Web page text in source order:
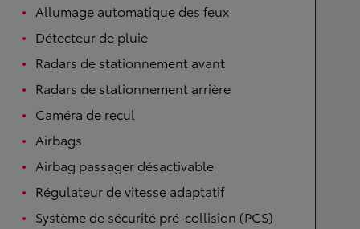
Allumage automatique des feux
Détecteur de pluie
Radars de stationnement avant
Radars de stationnement arrière
Caméra de recul
Airbags
Airbag passager désactivable
Régulateur de vitesse adaptatif
Système de sécurité pré-collision (PCS)